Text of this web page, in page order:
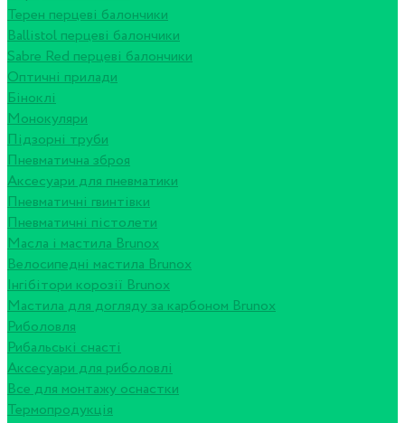
Терен перцеві балончики
Ballistol перцеві балончики
Sabre Red перцеві балончики
Оптичні прилади
Біноклі
Монокуляри
Підзорні труби
Пневматична зброя
Аксесуари для пневматики
Пневматичні гвинтівки
Пневматичні пістолети
Масла і мастила Brunox
Велосипедні мастила Brunox
Інгібітори корозії Brunox
Мастила для догляду за карбоном Brunox
Риболовля
Рибальські снасті
Аксесуари для риболовлі
Все для монтажу оснастки
Термопродукція